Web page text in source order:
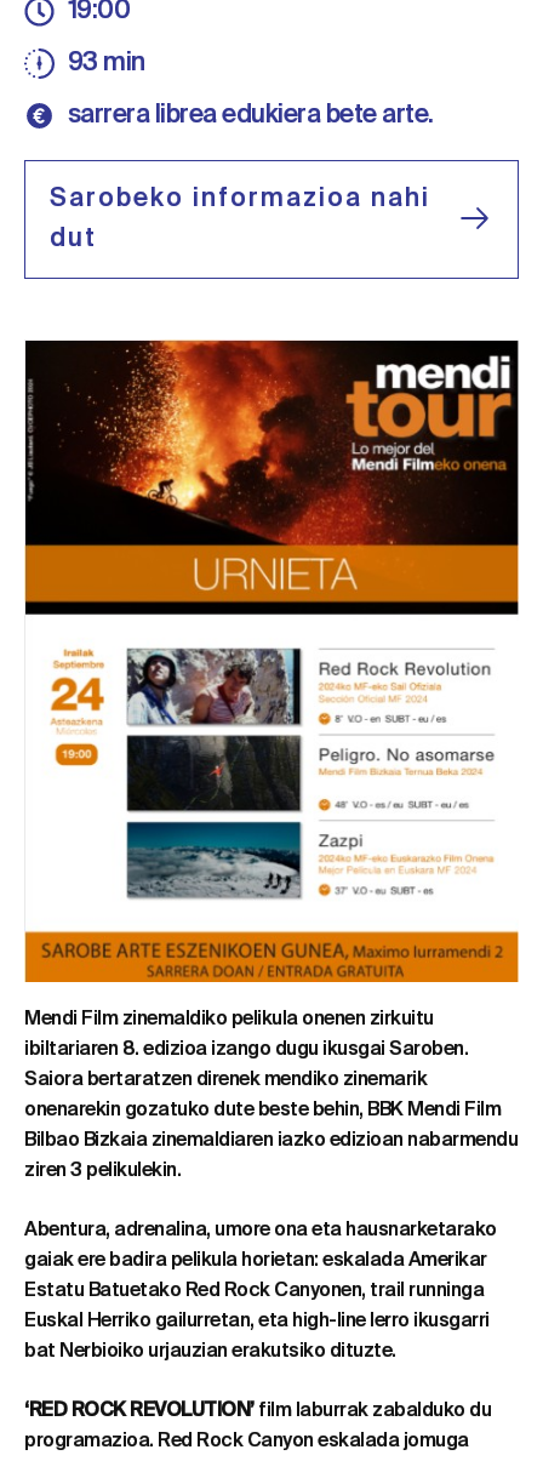
19:00
93 min
sarrera librea edukiera bete arte.
Sarobeko informazioa nahi
dut
Mendi Film zinemaldiko pelikula onenen zirkuitu
ibiltariaren 8. edizioa izango dugu ikusgai Saroben.
Saiora bertaratzen direnek mendiko zinemarik
onenarekin gozatuko dute beste behin, BBK Mendi Film
Bilbao Bizkaia zinemaldiaren iazko edizioan nabarmendu
ziren 3 pelikulekin.
Abentura, adrenalina, umore ona eta hausnarketarako
gaiak ere badira pelikula horietan: eskalada Amerikar
Estatu Batuetako Red Rock Canyonen, trail runninga
Euskal Herriko gailurretan, eta high-line lerro ikusgarri
bat Nerbioiko urjauzian erakutsiko dituzte.
‘RED ROCK REVOLUTION’film laburrak zabalduko du
programazioa. Red Rock Canyon eskalada jomuga